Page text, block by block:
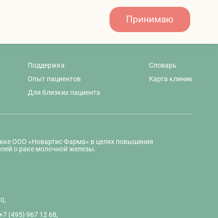
Поддержка
Опыт пациентов
Для близких пациента
Словарь
Карта клиник
ООО «Новартис Фарма» в целях повышения
о раке молочной железы.
(495) 967 12 68,
Принимаю